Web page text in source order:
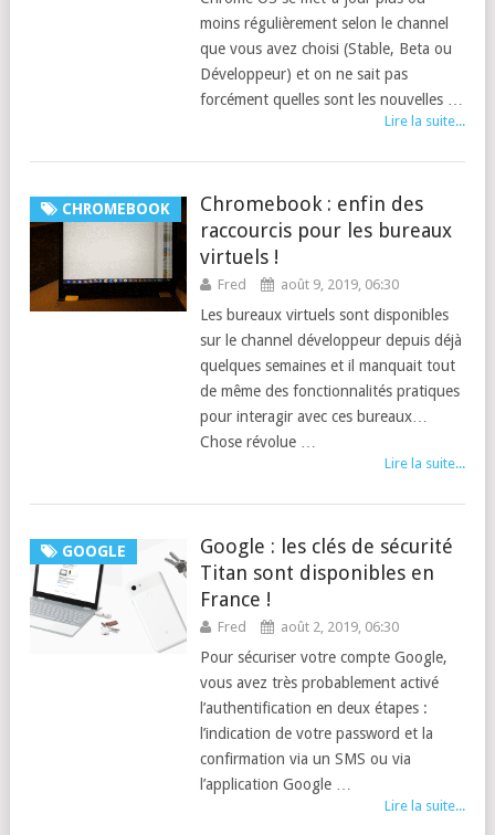
moins régulièrement selon le channel
que vous avez choisi (Stable, Beta ou
Développeur) et on ne sait pas
forcément quelles sont les nouvelles …
Lire la suite...
CHROMEBOOK
Chromebook : enfin des
raccourcis pour les bureaux
virtuels !
Fred août 9, 2019, 06:30
Les bureaux virtuels sont disponibles
sur le channel développeur depuis déjà
quelques semaines et il manquait tout
de même des fonctionnalités pratiques
pour interagir avec ces bureaux…
Chose révolue …
Lire la suite...
GOOGLE
Google : les clés de sécurité
Titan sont disponibles en
France !
Fred août 2, 2019, 06:30
Pour sécuriser votre compte Google,
vous avez très probablement activé
l’authentification en deux étapes :
l’indication de votre password et la
confirmation via un SMS ou via
l’application Google …
Lire la suite...